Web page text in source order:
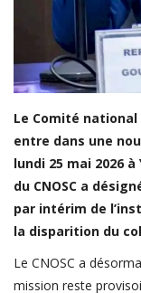
Judo
Elite Football
Mercato
FEMMES & SPORT
Inside JOJ
Cyclisme
FIFA
Actualités
Le Comité
entre dans une
lundi 25 mai 2026
du CNOSC a
par intérim de
la disparition du
Le CNOSC a
mission reste